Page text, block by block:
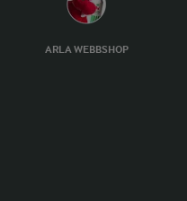
ARLA WEBBSHOP